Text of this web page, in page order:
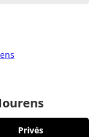
Privés